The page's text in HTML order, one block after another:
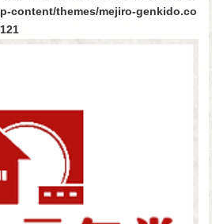
content/themes/mejiro-genkido.co
121